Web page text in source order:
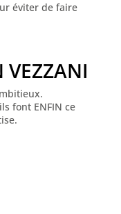
éviter de faire
VEZZANI
font ENFIN ce